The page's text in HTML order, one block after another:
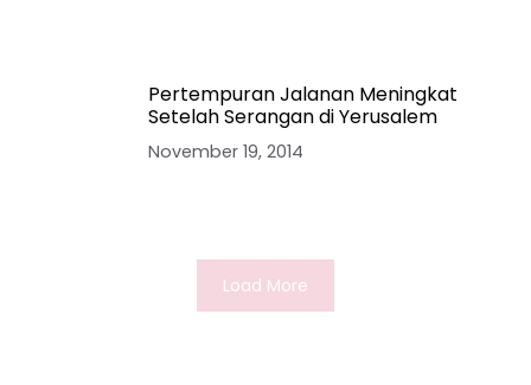
Pertempuran Jalanan Meningkat
Setelah Serangan di Yerusalem
November 19, 2014
Load More